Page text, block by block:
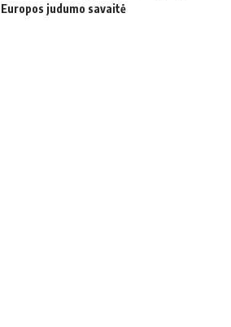
Europos judumo savaitė